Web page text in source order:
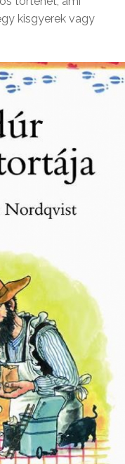
kisgyerek vagy